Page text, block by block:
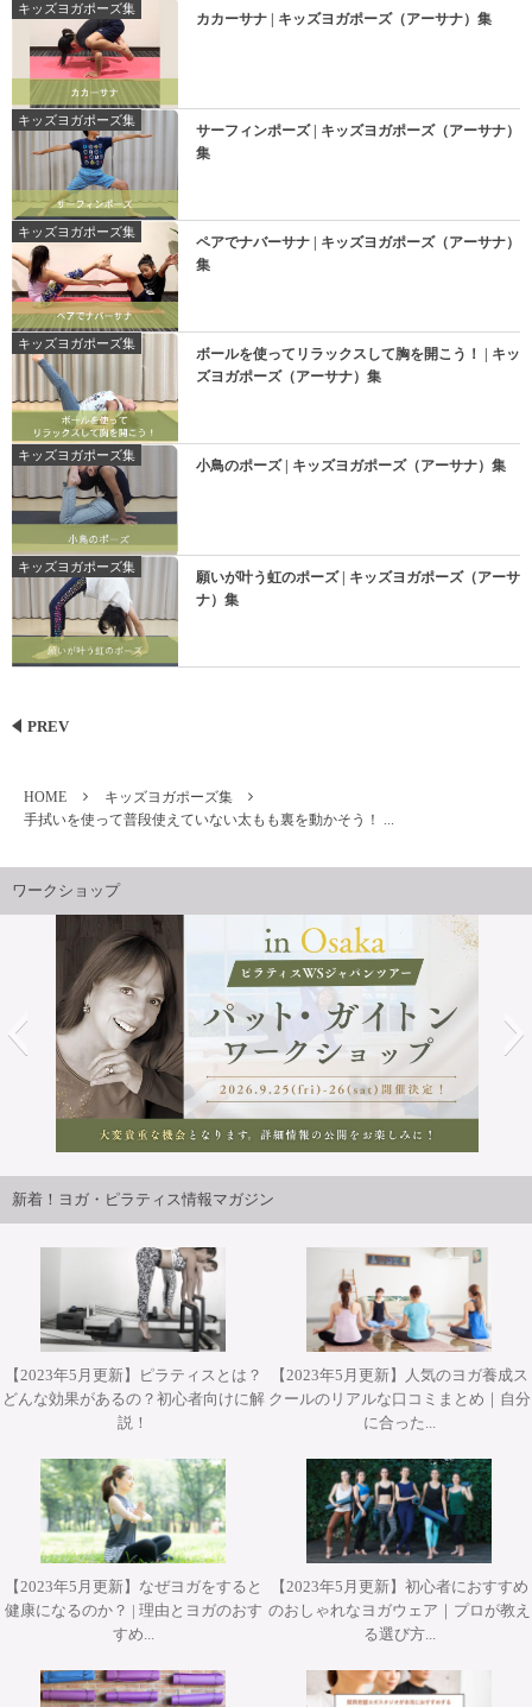
キッズヨガポーズ集
カカーサナ | キッズヨガポーズ（アーサナ）集
キッズヨガポーズ集
サーフィンポーズ | キッズヨガポーズ（アーサナ）
集
キッズヨガポーズ集
ペアでナバーサナ | キッズヨガポーズ（アーサナ）
集
キッズヨガポーズ集
ボールを使ってリラックスして胸を開こう！ | キッ
ズヨガポーズ（アーサナ）集
キッズヨガポーズ集
小鳥のポーズ | キッズヨガポーズ（アーサナ）集
キッズヨガポーズ集
願いが叶う虹のポーズ | キッズヨガポーズ（アーサ
ナ）集
PREV
HOME
キッズヨガポーズ集
手拭いを使って普段使えていない太もも裏を動かそう！ ...
ワークショップ
ジャパンツアーin大阪 開催決定！！
2026年9月25日・26日開講 パット・ガイトンピラティス
WSジャパンツアーin大阪 ”Pat Guyton Pilates Special
Summer Lab【対面】
2026年9月25日・26日開講 パット・ガイトンピラティス
WSジャパンツアーin大阪 ”Pat Guyton Pilates Special
Summer Lab マットクラス【対面・オンライン(ア－カイブ
視聴あり）】
2026年10月12日(月・祝)開催 Misa先生によるワークショッ
プ『エクササイズを分解して理解する オ－プンレッグロッ
カ－＆ティ－ザ－』【対面】
2026年10月31日(土)開催 YT２００短期集中養成コース・
ヨガアドバンス養成コース担当講師 武井典子先生による
ワークショップ『シヴァナンダヨガ 3時間プラクティス』
2026年11月28日(土)&29(日)開催 柳本和也先生 Special
Workshop 2Days【対面】
新着！ヨガ・ピラティス情報マガジン
【2023年5月更新】ピラティスとは？
どんな効果があるの？初心者向けに解
説！
【2023年5月更新】人気のヨガ養成ス
クールのリアルな口コミまとめ｜自分
に合った...
【2023年5月更新】なぜヨガをすると
健康になるのか？ | 理由とヨガのおす
すめ...
【2023年5月更新】初心者におすすめ
のおしゃれなヨガウェア｜プロが教え
る選び方...